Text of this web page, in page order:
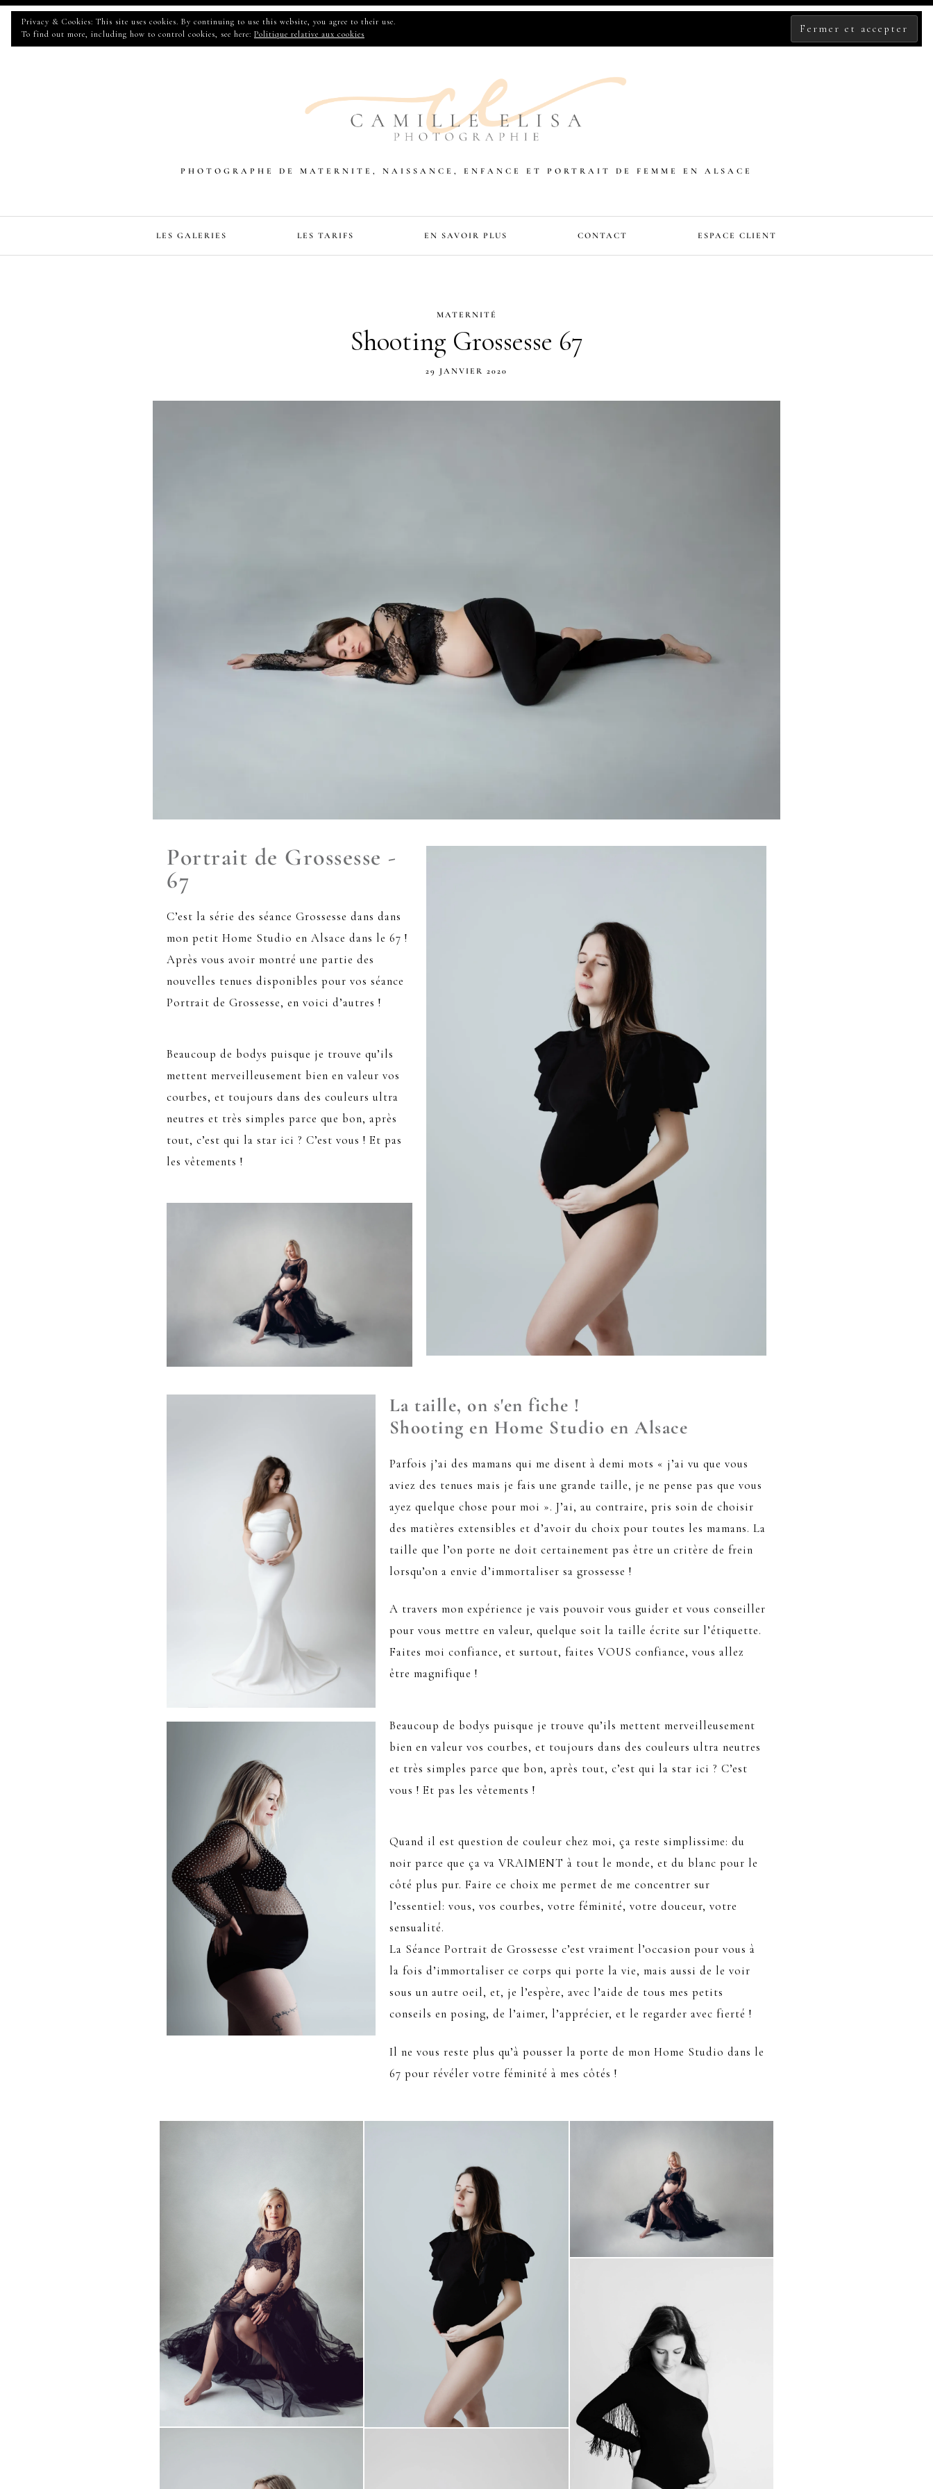
PHOTOGRAPHE DE MATERNITE, NAISSANCE, ENFANCE ET PORTRAIT DE FEMME EN ALSACE
LES GALERIES LES TARIFS EN SAVOIR PLUS CONTACT ESPACE CLIENT
MATERNITÉ
Shooting Grossesse 67
29 JANVIER 2020
Portrait de Grossesse -
67
C’est la série des séance Grossesse dans dans
mon petit Home Studio en Alsace dans le 67 !
Après vous avoir montré une partie des
nouvelles tenues disponibles pour vos séance
Portrait de Grossesse, en voici d’autres !
Beaucoup de bodys puisque je trouve qu’ils
mettent merveilleusement bien en valeur vos
courbes, et toujours dans des couleurs ultra
neutres et très simples parce que bon, après
tout, c’est qui la star ici ? C’est vous ! Et pas
les vêtements !
La taille, on s'en fiche !
Shooting en Home Studio en Alsace
Parfois j’ai des mamans qui me disent à demi mots « j’ai vu que vous
aviez des tenues mais je fais une grande taille, je ne pense pas que vous
ayez quelque chose pour moi ». J’ai, au contraire, pris soin de choisir
des matières extensibles et d’avoir du choix pour toutes les mamans. La
taille que l’on porte ne doit certainement pas être un critère de frein
lorsqu’on a envie d’immortaliser sa grossesse !
A travers mon expérience je vais pouvoir vous guider et vous conseiller
pour vous mettre en valeur, quelque soit la taille écrite sur l’étiquette.
Faites moi confiance, et surtout, faites VOUS confiance, vous allez
être magnifique !
Beaucoup de bodys puisque je trouve qu’ils mettent merveilleusement
bien en valeur vos courbes, et toujours dans des couleurs ultra neutres
et très simples parce que bon, après tout, c’est qui la star ici ? C’est
vous ! Et pas les vêtements !
Quand il est question de couleur chez moi, ça reste simplissime: du
noir parce que ça va VRAIMENT à tout le monde, et du blanc pour le
côté plus pur. Faire ce choix me permet de me concentrer sur
l’essentiel: vous, vos courbes, votre féminité, votre douceur, votre
sensualité.
La Séance Portrait de Grossesse c’est vraiment l’occasion pour vous à
la fois d’immortaliser ce corps qui porte la vie, mais aussi de le voir
sous un autre oeil, et, je l’espère, avec l’aide de tous mes petits
conseils en posing, de l’aimer, l’apprécier, et le regarder avec fierté !
Il ne vous reste plus qu’à pousser la porte de mon Home Studio dans le
67 pour révéler votre féminité à mes côtés !
Privacy & Cookies: This site uses cookies. By continuing to use this website, you agree to their use.
To find out more, including how to control cookies, see here: Politique relative aux cookies